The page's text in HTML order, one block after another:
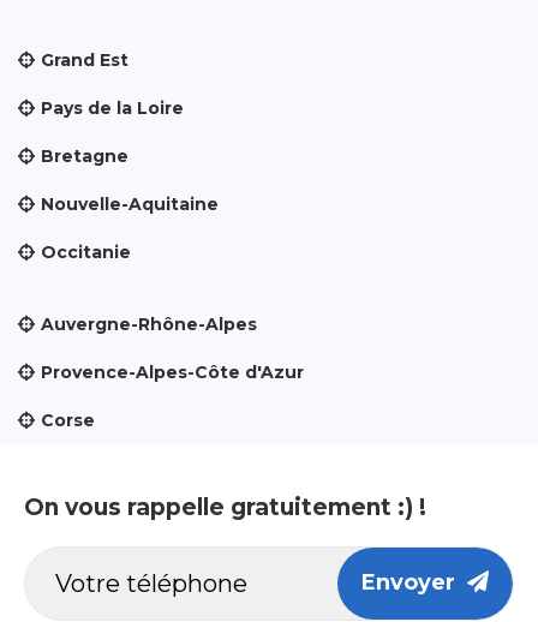
Grand Est
Pays de la Loire
Bretagne
Nouvelle-Aquitaine
Occitanie
Auvergne-Rhône-Alpes
Provence-Alpes-Côte d'Azur
Corse
On vous rappelle gratuitement :) !
Envoyer